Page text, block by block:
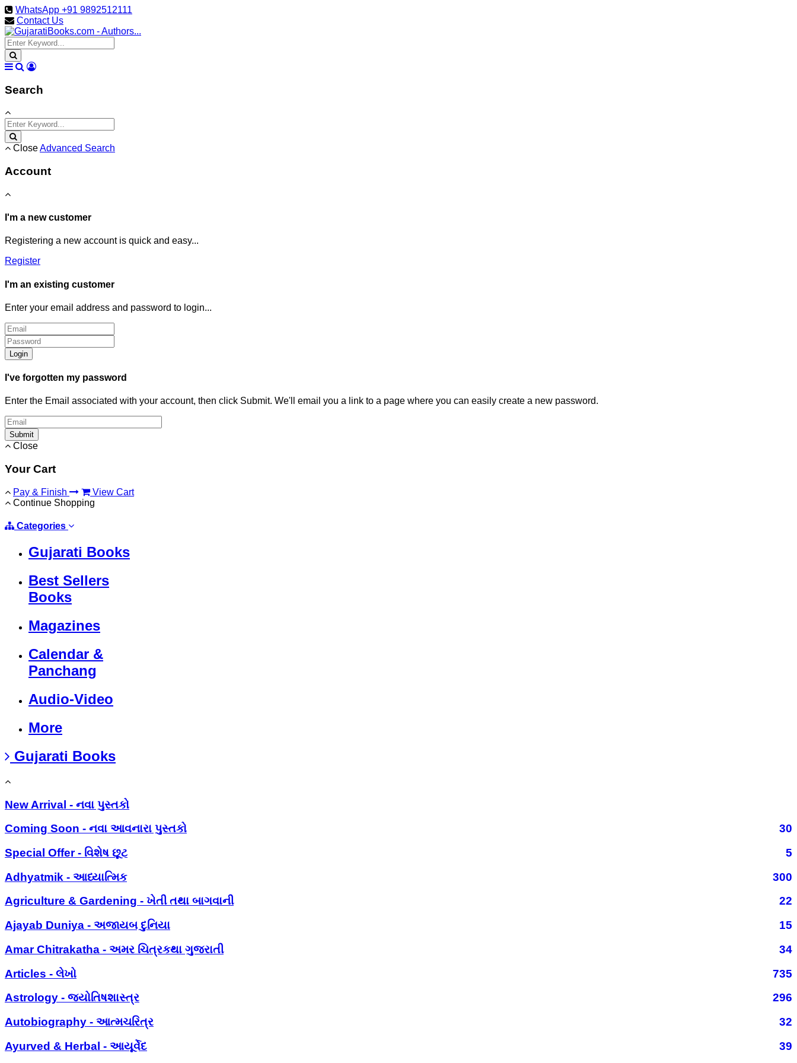
WhatsApp +91 9892512111
Contact Us
Search
CloseAdvanced Search
Account
I'm a new customer
Registering a new account is quick and easy...
Register
I'm an existing customer
Enter your email address and password to login...
Login
I've forgotten my password
Enter the Email associated with your account, then click Submit. We'll email you a link to a page where you can easily create a new password.
Submit
Close
Your Cart
Pay & Finish
View Cart
Continue Shopping
Categories
Gujarati Books
Best Sellers
Books
Magazines
Calendar &
Panchang
Audio-Video
More
Gujarati Books
New Arrival - નવા પુસ્તકો
Coming Soon - નવા આવનારા પુસ્તકો
30
Special Offer - વિશેષ છૂટ
5
Adhyatmik - આધ્યાત્મિક
300
Agriculture & Gardening - ખેતી તથા બાગવાની
22
Ajayab Duniya - અજાયબ દુનિયા
15
Amar Chitrakatha - અમર ચિત્રકથા ગુજરાતી
34
Articles - લેખો
735
Astrology - જ્યોતિષશાસ્ત્ર
296
Autobiography - આત્મચરિત્ર
32
Ayurved & Herbal - આયૂર્વેદ
39